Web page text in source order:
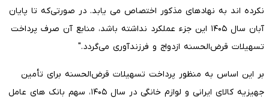
نکرده اند به نهادهای مذکور اختصاص می یابد. در صورتی‌که تا پایان
آبان سال ۱۴۰۵ این جزء عملکرد نداشته باشد، منابع آن صرف پرداخت
تسهیلات قرض‌الحسنه ازدواج و فرزندآوری می‌گردد."
بر این اساس به منظور پرداخت تسهیلات قرض‌الحسنه برای تأمین
جهیزیه کالای ایرانی و لوازم خانگی در سال ۱۴۰۵، سهم بانک های عامل